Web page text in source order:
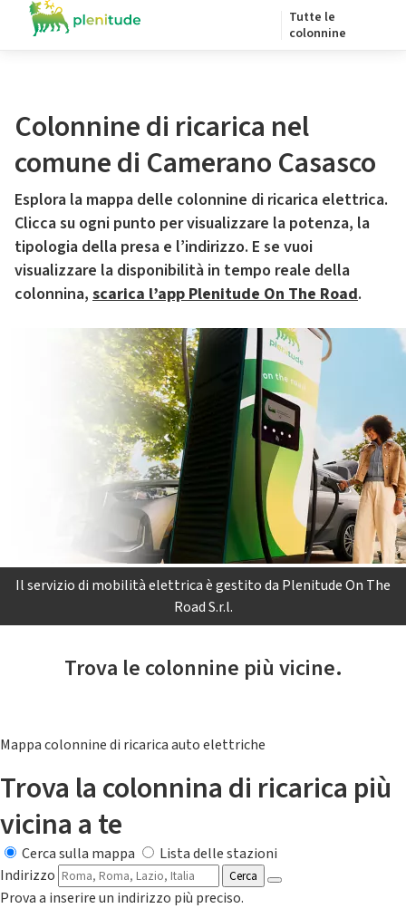
Tutte le
colonnine
Colonnine di ricarica nel
comune di Camerano Casasco
Esplora la mappa delle colonnine di ricarica elettrica.
Clicca su ogni punto per visualizzare la potenza, la
tipologia della presa e l’indirizzo. E se vuoi
visualizzare la disponibilità in tempo reale della
colonnina, scarica l’app Plenitude On The Road.
Il servizio di mobilità elettrica è gestito da Plenitude On The
Road S.r.l.
Trova le colonnine più vicine.
Mappa colonnine di ricarica auto elettriche
Trova la colonnina di ricarica più
vicina a te
Cerca sulla mappa
Lista delle stazioni
Indirizzo
Cerca
Prova a inserire un indirizzo più preciso.